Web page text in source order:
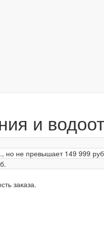
и
, но не превышает 149 999
заказа.